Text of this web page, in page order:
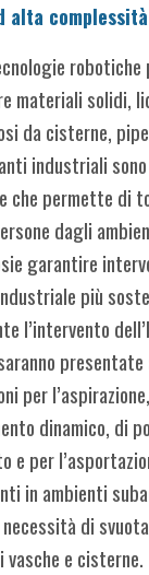
alta complessità
robotiche
materiali solidi,
da cisterne,
industriali
che permette di
dagli
garantire
più
l’intervento
presentate
per
dinamico, di
e per
in ambienti
di
vasche e cisterne.